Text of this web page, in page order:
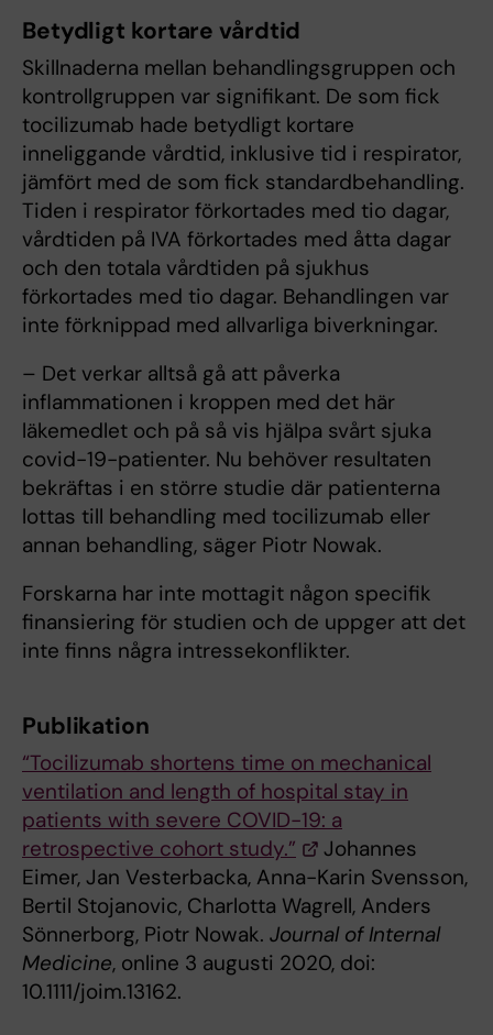
Betydligt kortare vårdtid
Skillnaderna mellan behandlingsgruppen och
kontrollgruppen var signifikant. De som fick
tocilizumab hade betydligt kortare
inneliggande vårdtid, inklusive tid i respirator,
jämfört med de som fick standardbehandling.
Tiden i respirator förkortades med tio dagar,
vårdtiden på IVA förkortades med åtta dagar
och den totala vårdtiden på sjukhus
förkortades med tio dagar. Behandlingen var
inte förknippad med allvarliga biverkningar.
– Det verkar alltså gå att påverka
inflammationen i kroppen med det här
läkemedlet och på så vis hjälpa svårt sjuka
covid-19-patienter. Nu behöver resultaten
bekräftas i en större studie där patienterna
lottas till behandling med tocilizumab eller
annan behandling, säger Piotr Nowak.
Forskarna har inte mottagit någon specifik
finansiering för studien och de uppger att det
inte finns några intressekonflikter.
Publikation
“Tocilizumab shortens time on mechanical
ventilation and length of hospital stay in
patients with severe COVID-19: a
retrospective cohort study.”
Johannes
Eimer, Jan Vesterbacka, Anna-Karin Svensson,
Bertil Stojanovic, Charlotta Wagrell, Anders
Sönnerborg, Piotr Nowak. Journal of Internal
Medicine, online 3 augusti 2020, doi:
10.1111/joim.13162.